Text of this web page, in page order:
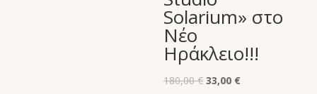
Solarium» στο
Νέο
Ηράκλειο!!!
180,00€ Original
33,00 €